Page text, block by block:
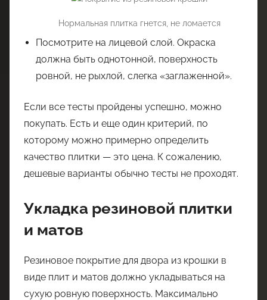
Нормальная плитка гнется, не ломается
Посмотрите на лицевой слой. Окраска
должна быть однотонной, поверхность
ровной, не рыхлой, слегка «заглаженной».
Если все тесты пройдены успешно, можно
покупать. Есть и еще один критерий, по
которому можно примерно определить
качество плитки — это цена. К сожалению,
дешевые варианты обычно тесты не проходят.
Укладка резиновой плитки
и матов
Резиновое покрытие для двора из крошки в
виде плит и матов должно укладываться на
сухую ровную поверхность. Максимально